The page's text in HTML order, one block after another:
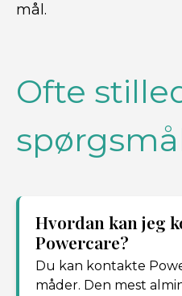
mål.
Ofte
Hvordan kan jeg
Powercare?
Du kan kontakte
måder. Den mest